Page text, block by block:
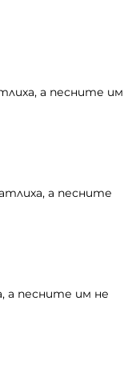
а песните им
а песните
а песните им не